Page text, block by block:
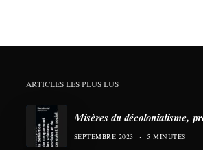
ARTICLES LES PLUS LUS
Misères du décolonialisme,
SEPTEMBRE 2023 5 MINUTES